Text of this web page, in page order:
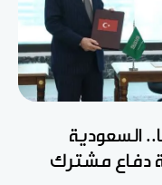
السعودية
دفاع مشترك